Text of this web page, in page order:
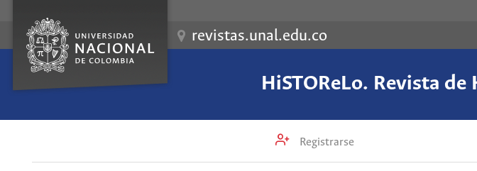
revistas.unal.edu.co
HiSTOReLo. Revista
Registrarse